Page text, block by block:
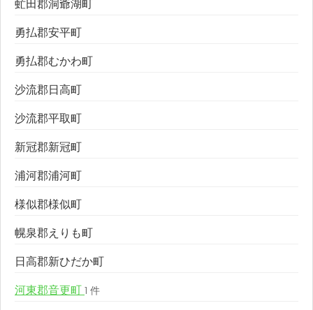
虻田郡洞爺湖町
勇払郡安平町
勇払郡むかわ町
沙流郡日高町
沙流郡平取町
新冠郡新冠町
浦河郡浦河町
様似郡様似町
幌泉郡えりも町
日高郡新ひだか町
河東郡音更町 1 件